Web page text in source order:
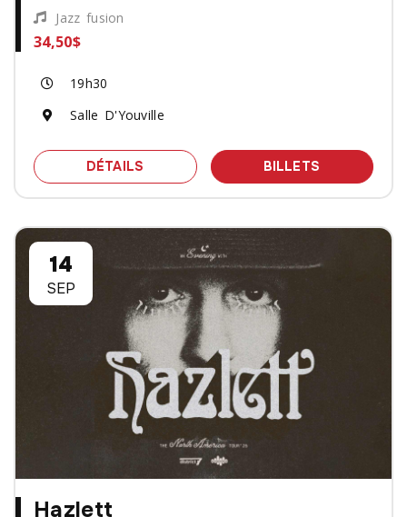
Jazz fusion
34,50$
19h30
Salle D'Youville
DÉTAILS SPECTACLE TRANSQUEB -
BILLETS DES
14
SEP
Hazlett